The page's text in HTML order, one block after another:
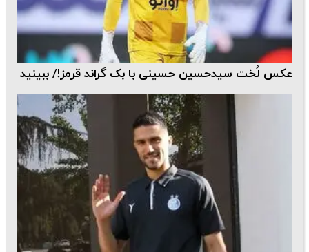
عکس لُخت سیدحسین حسینی با بک گراند قرمز!/ ببینید